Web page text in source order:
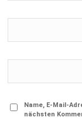
Name, E-Mail-
nächsten